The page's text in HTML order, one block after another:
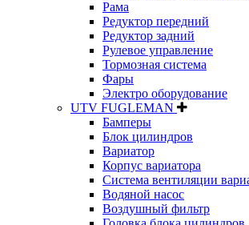
Рама
Редуктор передний
Редуктор задний
Рулевое управление
Тормозная система
Фары
Электро оборудование
UTV FUGLEMAN
Бамперы
Блок цилиндров
Вариатор
Корпус вариатора
Система вентиляции
Водяной насос
Воздушный фильтр